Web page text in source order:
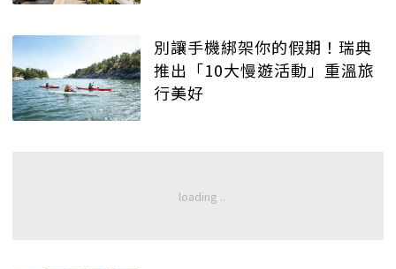
別讓手機綁架你的假期！瑞典
推出「10大慢遊活動」重溫旅
行美好